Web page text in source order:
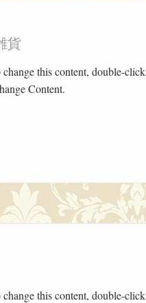
貨
this content, double-click
Content.
this content, double-click